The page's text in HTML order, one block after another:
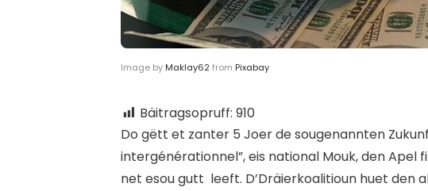
Image by Maklay62from Pixabay
Bäitragsopruff: 910
Do gëtt et zanter 5 Joer de sougenannten
intergénérationnel”, eis national Mouk, den
net esou gutt leeft. D’Dräierkoalitioun huet den